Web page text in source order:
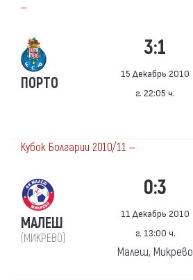
—
ПОРТО
3:1
15 Декабрь 2010
г. 22:05 ч.
Кубок Болгарии 2010/11 —
МАЛЕШ
(МИКРЕВО)
0:3
11 Декабрь 2010
г. 13:00 ч.
Малеш, Микрево